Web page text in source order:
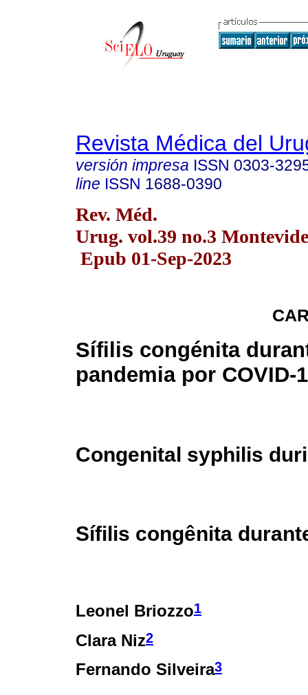
Revista Médica del
versión impresa ISSN 0303-
line ISSN 1688-0390
Rev. Méd.
Urug. vol.39 no.3
Epub 01-Sep-2023
Sífilis congénita
pandemia por COVID-
Congenital syphilis
Sífilis congênita
Leonel Briozzo1
Clara Niz2
Fernando Silveira3